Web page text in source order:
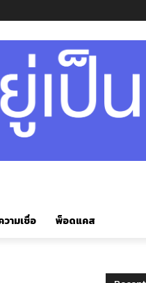
ามเชื่อ พ็อดแคส